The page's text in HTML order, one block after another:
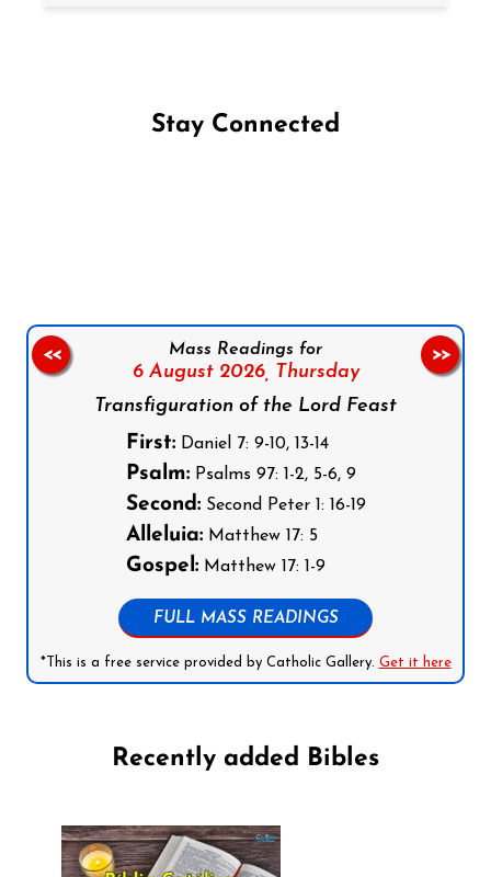
Stay Connected
Mass Readings for
6 August 2026, Thursday
Transfiguration of the Lord Feast
First:Daniel 7: 9-10, 13-14
Psalm:Psalms 97: 1-2, 5-6, 9
Second:Second Peter 1: 16-19
Alleluia:Matthew 17: 5
Gospel:Matthew 17: 1-9
FULL MASS READINGS
*This is a free service provided by Catholic Gallery. Get it here
<< >>
Recently added Bibles